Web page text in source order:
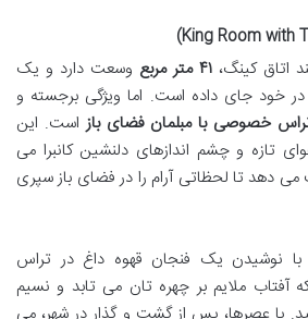
اتاق کینگ، ۴۱ متر مربع
وسعت دارد و یک
خود جای داده است. اما ویژگی برجسته و
خصوصی با مبلمان فضای بازاست. این
تازه و چشم اندازهای دلنشین کانبرا می
دهد تا لحظاتی آرام را در فضای باز سپری
نوشیدن یک فنجان قهوه داغ در تراس
ملایم بر چهره تان می تابد و نسیم